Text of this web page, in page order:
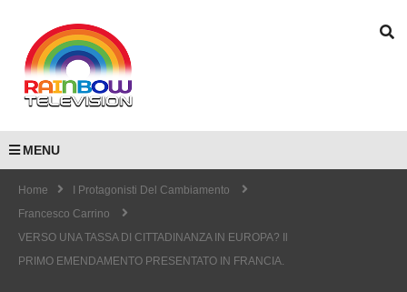
MENU
Home
I Protagonisti Del Cambiamento
Francesco Carrino
VERSO UNA TASSA DI CITTADINANZA IN EUROPA? Il
PRIMO EMENDAMENTO PRESENTATO IN FRANCIA.